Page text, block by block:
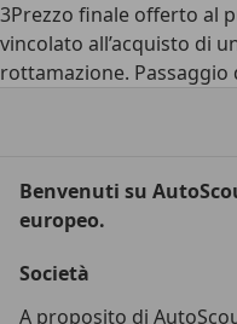
3Prezzo finale offerto al
vincolato all’acquisto di
rottamazione. Passaggio
Benvenuti su
europeo.
Società
A proposito di